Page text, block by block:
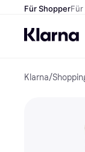
Für Shopper
Klarna/